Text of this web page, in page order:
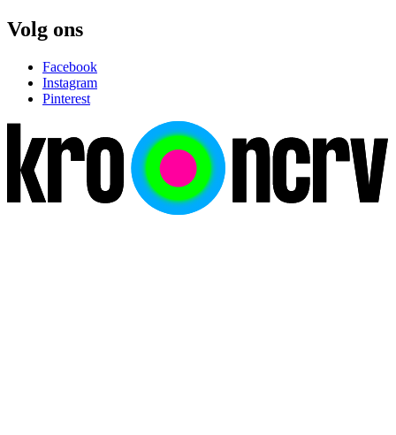
Volg ons
Facebook
Instagram
Pinterest